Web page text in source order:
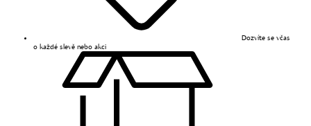
Dozvíte se včas
o každé slevě nebo akci